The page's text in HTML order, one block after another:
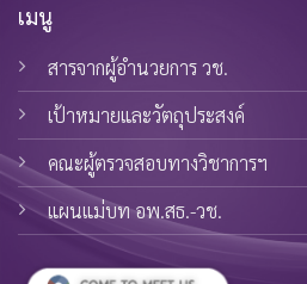
เมนู
สารจากผู้อำนวยการ วช.
เป้าหมายและวัตถุประสงค์
คณะผู้ตรวจสอบทางวิชาการฯ
แผนแม่บท อพ.สธ.-วช.